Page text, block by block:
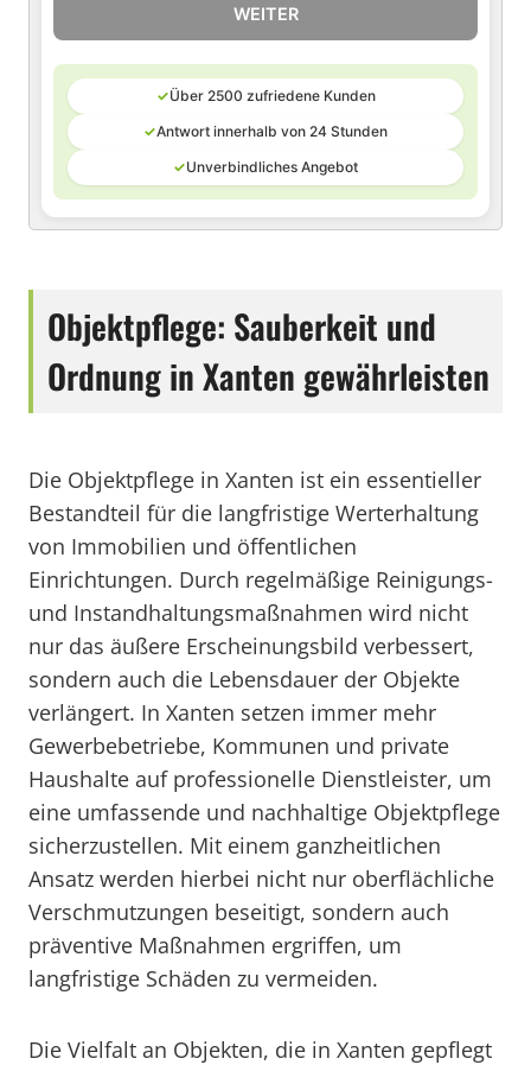
WEITER
✓Über 2500 zufriedene Kunden
✓Antwort innerhalb von 24 Stunden
✓Unverbindliches Angebot
Objektpflege: Sauberkeit und
Ordnung in Xanten gewährleisten
Die Objektpflege in Xanten ist ein essentieller
Bestandteil für die langfristige Werterhaltung
von Immobilien und öffentlichen
Einrichtungen. Durch regelmäßige Reinigungs-
und Instandhaltungsmaßnahmen wird nicht
nur das äußere Erscheinungsbild verbessert,
sondern auch die Lebensdauer der Objekte
verlängert. In Xanten setzen immer mehr
Gewerbebetriebe, Kommunen und private
Haushalte auf professionelle Dienstleister, um
eine umfassende und nachhaltige Objektpflege
sicherzustellen. Mit einem ganzheitlichen
Ansatz werden hierbei nicht nur oberflächliche
Verschmutzungen beseitigt, sondern auch
präventive Maßnahmen ergriffen, um
langfristige Schäden zu vermeiden.
Die Vielfalt an Objekten, die in Xanten gepflegt